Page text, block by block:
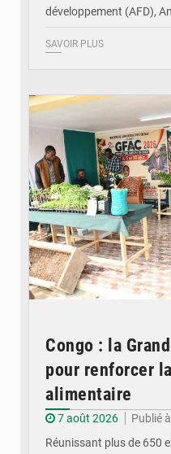
développement (AFD),
SAVOIR PLUS
Congo : la
pour renforcer
alimentaire
7 août 2026
Publié
Réunissant plus de 650